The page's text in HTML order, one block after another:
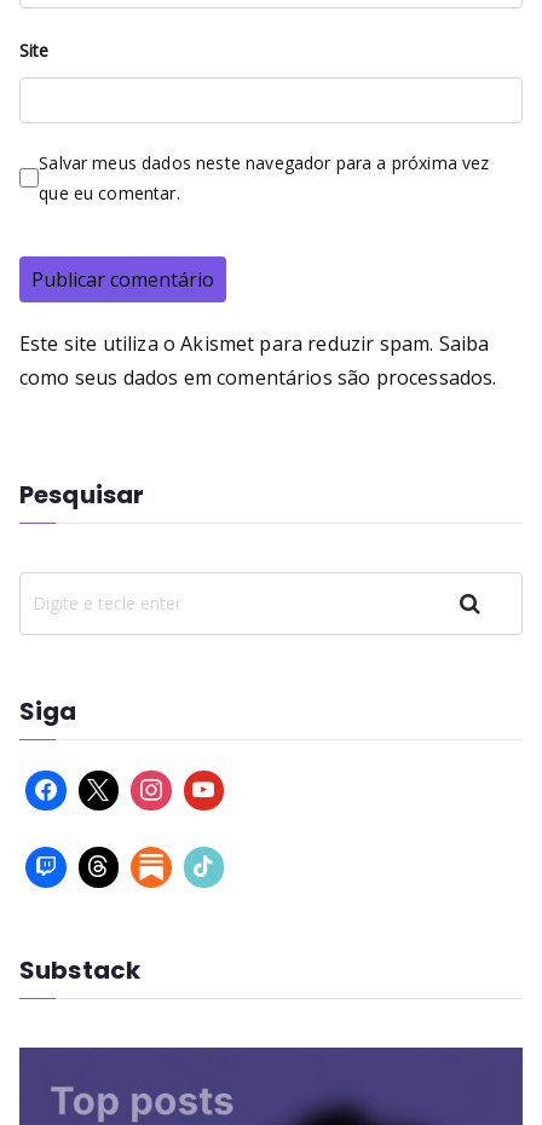
Site
Salvar meus dados neste navegador para a próxima vez
que eu comentar.
Este site utiliza o Akismet para reduzir spam. Saiba
como seus dados em comentários são processados.
Pesquisar
Pesquisar
Siga
Substack